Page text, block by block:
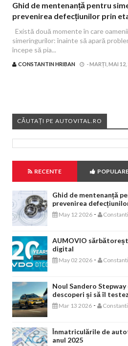
Ghid de mentenanță pentru
prevenirea defecțiunilor prin
Există două momente în care
simeringurilor: înainte să apară
începe să pia...
CONSTANTIN HRIBAN -MARȚI, MAI 12,
CĂUTAȚI PE AUTOVITAL.RO
RECENTE
Ghid de mentenanță
prevenirea
May 12 2026 -
AUMOVIO
digital
May 02 2026 -
Noul Sandero
descoperi și să îl
Mar 13 2026 -
Înmatriculările de
anul 2025